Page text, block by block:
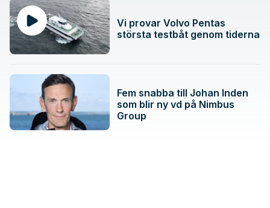
Vi provar Volvo Pentas
största testbåt genom tiderna
Fem snabba till Johan Inden
som blir ny vd på Nimbus
Group